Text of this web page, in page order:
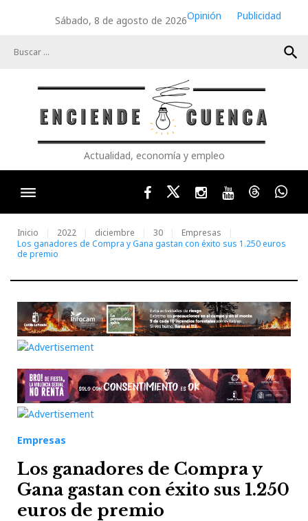
Sábado, 8 de agosto de 2026Opinión
Publicidad
search
Actualidad, economía y empleo
FacebookTwitterInstagram
YoutubeThreads
Inicio 2022 diciembre 30
Empresas
Los ganadores de Compra y Gana gastan con éxito sus 1.250 euros
de premio
Empresas
Los ganadores de Compra y
Gana gastan con éxito sus 1.250
euros de premio